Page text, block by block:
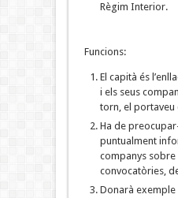
Règim Interior.
Funcions:
El capità és
i els seus
torn, el portaveu
Ha de
puntualment
companys
convocatòries,
Donarà